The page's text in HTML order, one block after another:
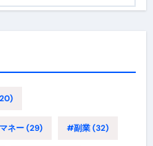
ネー(29) #副業(32)